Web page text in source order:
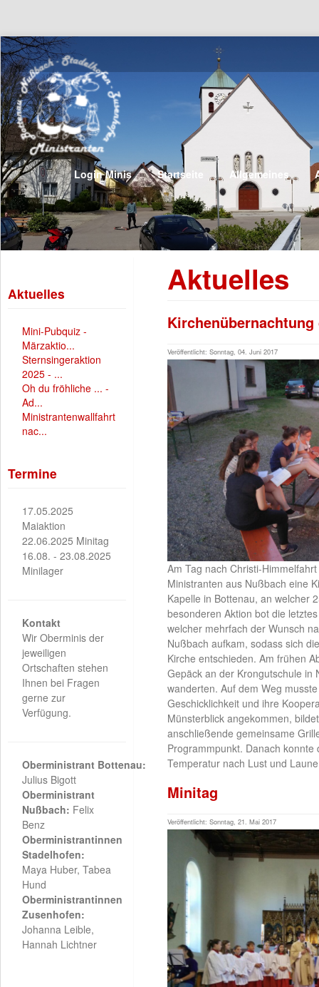
Login Minis Startseite Allgemeines
Aktuelles
Veröffentlicht: Sonntag, 04. Juni 2017
Am Tag nach Christi-
Ministranten aus Nußbach eine
Kapelle in Bottenau, an welcher
besonderen Aktion bot die
welcher mehrfach der Wunsch
Nußbach aufkam, sodass sich
Kirche entschieden. Am frühen
Gepäck an der Krongutschule in
wanderten. Auf dem Weg
Geschicklichkeit und ihre
Münsterblick angekommen,
anschließende gemeinsame
Programmpunkt. Danach
Temperatur nach Lust und
Minitag
Veröffentlicht: Sonntag, 21. Mai 2017
Aktuelles
Mini-Pubquiz -
Märzaktio...
Sternsingeraktion
2025 - ...
Oh du fröhliche ... -
Ad...
Ministrantenwallfahrt
nac...
Termine
17.05.2025
Maiaktion
22.06.2025 Minitag
16.08. - 23.08.2025
Minilager
Kontakt
Wir Oberminis der
jeweiligen
Ortschaften stehen
Ihnen bei Fragen
gerne zur
Verfügung.
Oberministrant Bottenau:
Julius Bigott
Oberministrant
Nußbach: Felix
Benz
Oberministrantinnen
Stadelhofen:
Maya Huber, Tabea
Hund
Oberministrantinnen
Zusenhofen:
Johanna Leible,
Hannah Lichtner